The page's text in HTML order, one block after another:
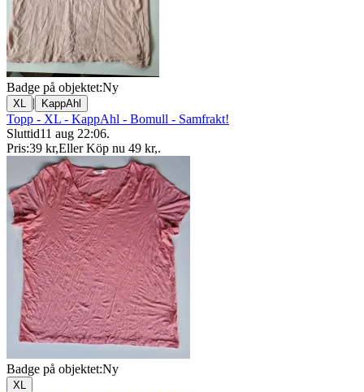
Badge på objektet:Ny
XL | KappAhl
Topp - XL - KappAhl - Bomull - Samfrakt!
Sluttid11 aug 22:06.
Pris:39 kr,Eller Köp nu 49 kr,.
Badge på objektet:Ny
XL